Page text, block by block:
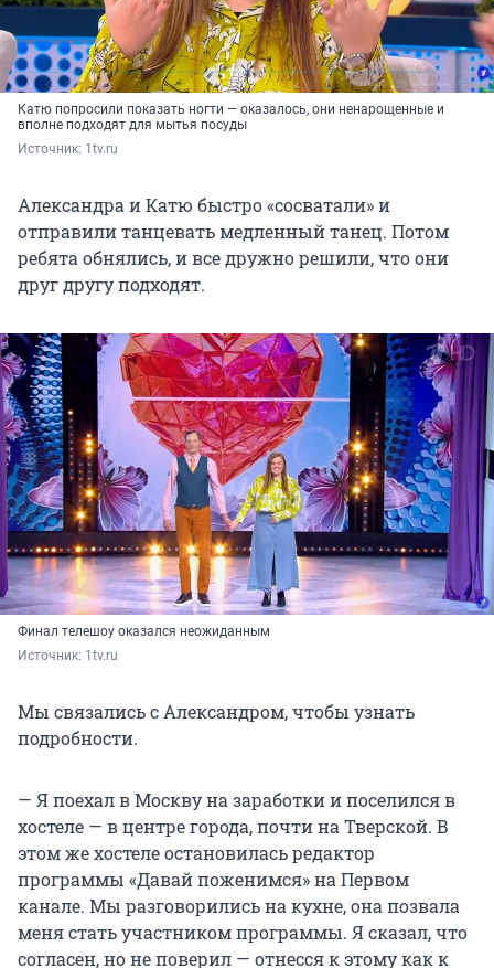
Катю попросили показать ногти — оказалось, они ненарощенные и
вполне подходят для мытья посуды
Источник: 1tv.ru
Александра и Катю быстро «сосватали» и
отправили танцевать медленный танец. Потом
ребята обнялись, и все дружно решили, что они
друг другу подходят.
Финал телешоу оказался неожиданным
Источник: 1tv.ru
Мы связались с Александром, чтобы узнать
подробности.
— Я поехал в Москву на заработки и поселился в
хостеле — в центре города, почти на Тверской. В
этом же хостеле остановилась редактор
программы «Давай поженимся» на Первом
канале. Мы разговорились на кухне, она позвала
меня стать участником программы. Я сказал, что
согласен, но не поверил — отнесся к этому как к